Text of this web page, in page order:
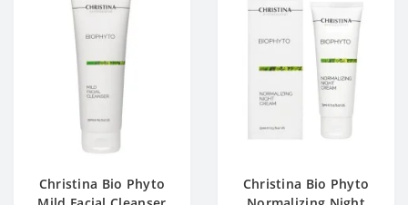
Christina Bio Phyto
Christina Bio Phyto